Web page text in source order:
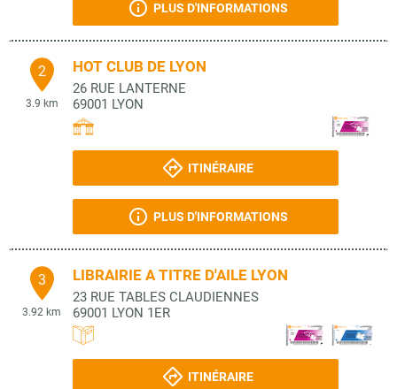
PLUS D'INFORMATIONS
2
3.9 km
HOT CLUB DE LYON
26 RUE LANTERNE
69001 LYON
ITINÉRAIRE
PLUS D'INFORMATIONS
3
3.92 km
LIBRAIRIE A TITRE D'AILE LYON
23 RUE TABLES CLAUDIENNES
69001 LYON 1ER
ITINÉRAIRE